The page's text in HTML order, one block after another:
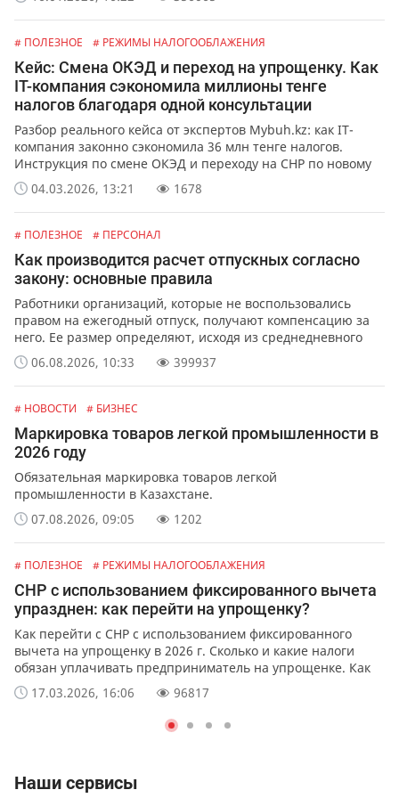
упростить ведение учета с помощью сервиса от Mybuh.kz.
# ПОЛЕЗНОЕ # РЕЖИМЫ НАЛОГООБЛАЖЕНИЯ
Кейс: Смена ОКЭД и переход на упрощенку. Как
IT-компания сэкономила миллионы тенге
налогов благодаря одной консультации
Разбор реального кейса от экспертов Mybuh.kz: как IT-
компания законно сэкономила 36 млн тенге налогов.
Инструкция по смене ОКЭД и переходу на СНР по новому
Налоговому кодексу 2026.
04.03.2026, 13:21 1678
# ПОЛЕЗНОЕ # ПЕРСОНАЛ
Как производится расчет отпускных согласно
закону: основные правила
Работники организаций, которые не воспользовались
правом на ежегодный отпуск, получают компенсацию за
него. Ее размер определяют, исходя из среднедневного
заработка сотрудника.
06.08.2026, 10:33 399937
# НОВОСТИ # БИЗНЕС
Маркировка товаров легкой промышленности в
2026 году
Обязательная маркировка товаров легкой
промышленности в Казахстане.
07.08.2026, 09:05
1202
# ПОЛЕЗНОЕ # РЕЖИМЫ НАЛОГООБЛАЖЕНИЯ
СНР с использованием фиксированного вычета
упразднен: как перейти на упрощенку?
Как перейти с СНР с использованием фиксированного
вычета на упрощенку в 2026 г. Сколько и какие налоги
обязан уплачивать предприниматель на упрощенке. Как
упростить ведение учета с помощью сервиса от Mybuh.kz.
17.03.2026, 16:06 96817
Наши сервисы